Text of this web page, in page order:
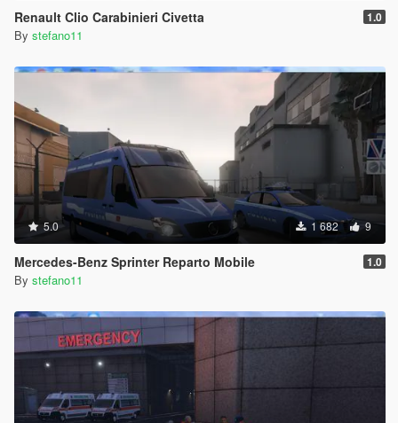
Renault Clio Carabinieri Civetta 1.0
By stefano11
5.0 1 682 9
Mercedes-Benz Sprinter Reparto Mobile 1.0
By stefano11